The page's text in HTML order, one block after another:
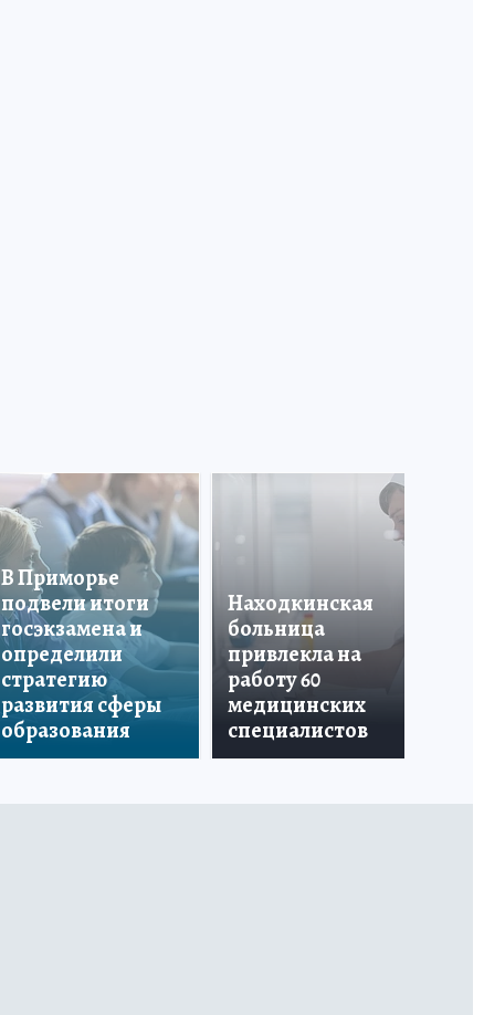
В Приморье
подвели итоги
госэкзамена и
определили
стратегию
развития сферы
образования
Находкинская
больница
привлекла на
работу 60
медицинских
специалистов